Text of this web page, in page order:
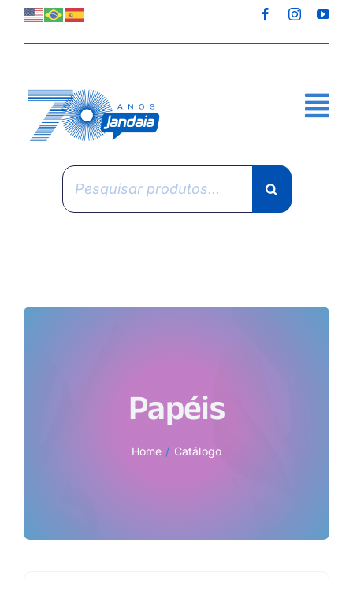
Skip
Pesquisar
produtos
Papéis
Home Catálogo